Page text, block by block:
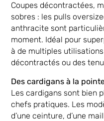
Coupes décontractées,
sobres : les pulls
anthracite sont
moment. Idéal pour
à de multiples
décontractés ou des
Des cardigans à la
Les cardigans sont bien
chefs pratiques. Les
d’une ceinture, d’une